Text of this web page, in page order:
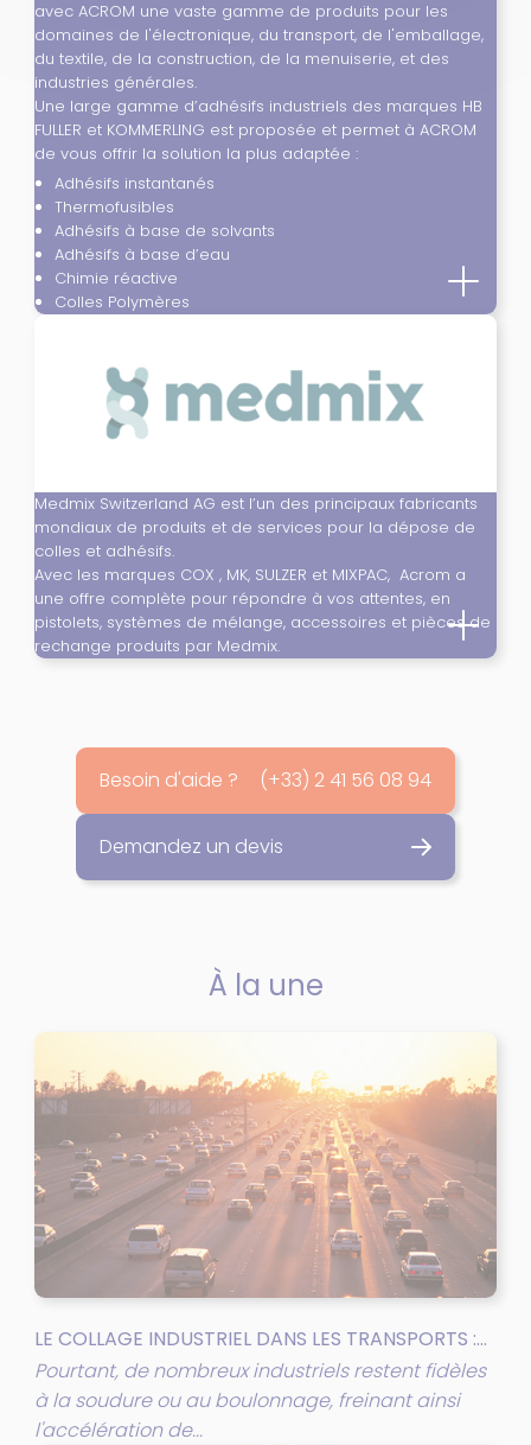
avec ACROM une vaste gamme de produits pour les
domaines de l'électronique, du transport, de l'emballage,
du textile, de la construction, de la menuiserie, et des
industries générales.
Une large gamme d’adhésifs industriels des marques HB
FULLER et KOMMERLING est proposée et permet à ACROM
de vous offrir la solution la plus adaptée :
Adhésifs instantanés
Thermofusibles
Adhésifs à base de solvants
Adhésifs à base d’eau
Chimie réactive
Colles Polymères
Medmix Switzerland AG est l’un des principaux fabricants
mondiaux de produits et de services pour la dépose de
colles et adhésifs.
Avec les marques COX , MK, SULZER et MIXPAC, Acrom a
une offre complète pour répondre à vos attentes, en
pistolets, systèmes de mélange, accessoires et pièces de
rechange produits par Medmix.
Besoin d'aide ? (+33) 2 41 56 08 94
Demandez un devis
À la une
LE COLLAGE INDUSTRIEL DANS LES TRANSPORTS :...
Pourtant, de nombreux industriels restent fidèles
à la soudure ou au boulonnage, freinant ainsi
l'accélération de...